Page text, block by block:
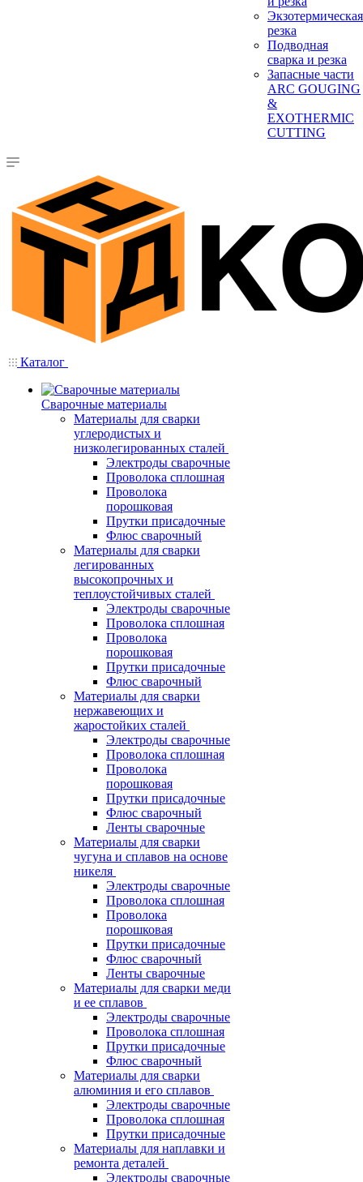
Экзотермическая
резка
Подводная
сварка и резка
Запасные части
ARC GOUGING
&
EXOTHERMIC
CUTTING
Каталог
Сварочные материалы
Материалы для сварки
углеродистых и
низколегированных сталей
Электроды сварочные
Проволока сплошная
Проволока
порошковая
Прутки присадочные
Флюс сварочный
Материалы для сварки
легированных
высокопрочных и
теплоустойчивых сталей
Электроды сварочные
Проволока сплошная
Проволока
порошковая
Прутки присадочные
Флюс сварочный
Материалы для сварки
нержавеющих и
жаростойких сталей
Электроды сварочные
Проволока сплошная
Проволока
порошковая
Прутки присадочные
Флюс сварочный
Ленты сварочные
Материалы для сварки
чугуна и сплавов на основе
никеля
Электроды сварочные
Проволока сплошная
Проволока
порошковая
Прутки присадочные
Флюс сварочный
Ленты сварочные
Материалы для сварки меди
и ее сплавов
Электроды сварочные
Проволока сплошная
Прутки присадочные
Флюс сварочный
Материалы для сварки
алюминия и его сплавов
Электроды сварочные
Проволока сплошная
Прутки присадочные
Материалы для наплавки и
ремонта деталей
Электроды сварочные